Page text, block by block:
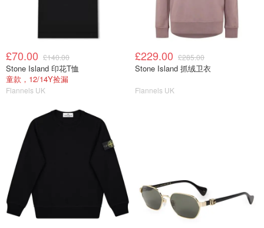
£70.00 £140.00
Stone Island 印花T恤
童款，12/14Y捡漏
Flannels UK
£229.00 £285.00
Stone Island 抓绒卫衣
Flannels UK